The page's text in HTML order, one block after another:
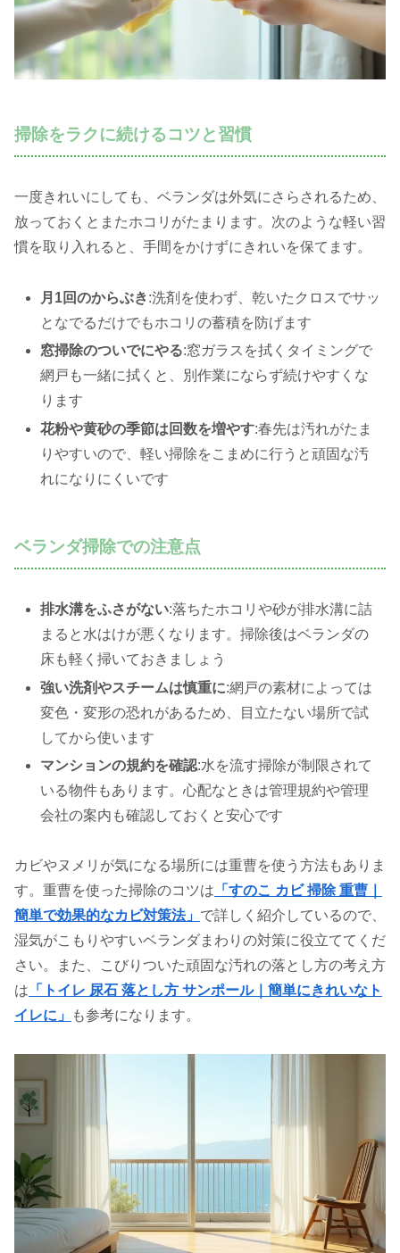
掃除をラクに続けるコツと習慣
一度きれいにしても、ベランダは外気にさらされるため、
放っておくとまたホコリがたまります。次のような軽い習
慣を取り入れると、手間をかけずにきれいを保てます。
月1回のからぶき:洗剤を使わず、乾いたクロスでサッ
となでるだけでもホコリの蓄積を防げます
窓掃除のついでにやる:窓ガラスを拭くタイミングで
網戸も一緒に拭くと、別作業にならず続けやすくな
ります
花粉や黄砂の季節は回数を増やす:春先は汚れがたま
りやすいので、軽い掃除をこまめに行うと頑固な汚
れになりにくいです
ベランダ掃除での注意点
排水溝をふさがない:落ちたホコリや砂が排水溝に詰
まると水はけが悪くなります。掃除後はベランダの
床も軽く掃いておきましょう
強い洗剤やスチームは慎重に:網戸の素材によっては
変色・変形の恐れがあるため、目立たない場所で試
してから使います
マンションの規約を確認:水を流す掃除が制限されて
いる物件もあります。心配なときは管理規約や管理
会社の案内も確認しておくと安心です
カビやヌメリが気になる場所には重曹を使う方法もありま
す。重曹を使った掃除のコツは 「すのこ カビ 掃除 重曹｜
簡単で効果的なカビ対策法」 で詳しく紹介しているので、
湿気がこもりやすいベランダまわりの対策に役立ててくだ
さい。また、こびりついた頑固な汚れの落とし方の考え方
は 「トイレ 尿石 落とし方 サンポール｜簡単にきれいなト
イレに」
も参考になります。